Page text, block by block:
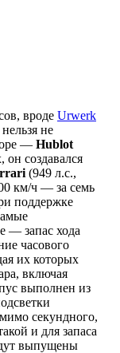
вроде Urwerk
нельзя не
— Hublot
создавался
(949 л.с.,
км/ч — за семь
поддержке
— запас хода
часового
их которых
включая
выполнен из
секундного,
и для запаса
выпущены